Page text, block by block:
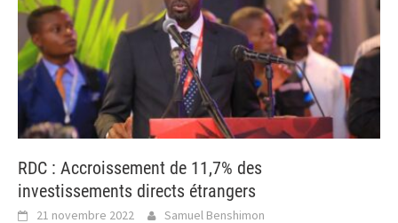
RDC : Accroissement de 11,7% des
investissements directs étrangers
21 novembre 2022 Samuel Benshimon